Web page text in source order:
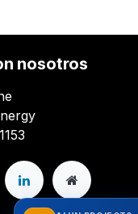
nosotros